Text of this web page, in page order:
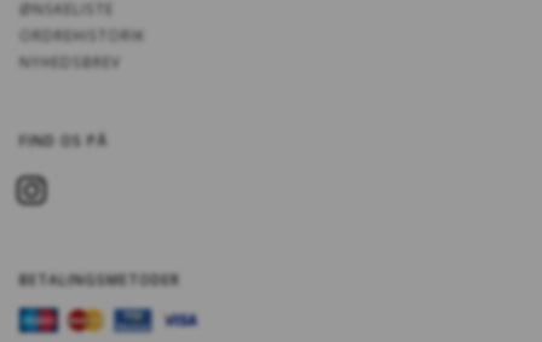
ØNSKELISTE
ORDREHISTORIK
NYHEDSBREV
FIND OS PÅ
BETALINGSMETODER